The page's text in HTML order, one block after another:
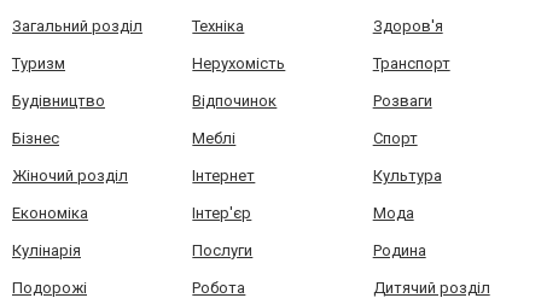
Загальний розділ Техніка Здоров'я
Туризм Нерухомість Транспорт
Будівництво Відпочинок Розваги
Бізнес Меблі Спорт
Жіночий розділ Інтернет Культура
Економіка Інтер'єр Мода
Кулінарія Послуги Родина
Подорожі Робота Дитячий розділ